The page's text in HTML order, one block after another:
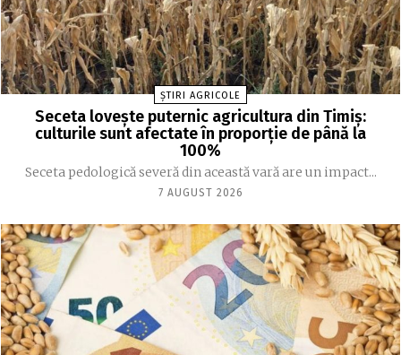
ȘTIRI AGRICOLE
Seceta lovește puternic agricultura din Timiș:
culturile sunt afectate în proporție de până la
100%
Seceta pedologică severă din această vară are un impact...
7 AUGUST 2026